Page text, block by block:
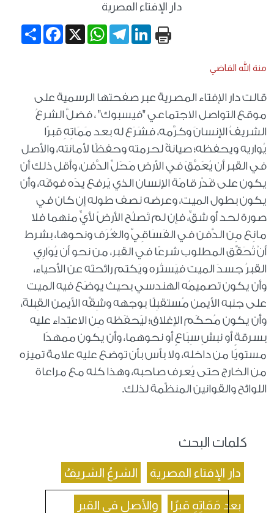
دار الإفتاء المصرية
Share
Facebook X
WhatsApp
TelegramLinkedIn
منة الله القاضي
قالت دار الإفتاء المصرية عبر صفحتها الرسمية على
موقع التواصل الاجتماعي "فيسبوك" ، فضلَّ الشرعُ
الشريفُ الإنسانَ وكرَّمه، فشَرَع له بعد مَمَاتِهِ قبرًا
يُواريه ويحفظه؛ صيانةً لحرمته وحفظًا لأمانته، والأصل
في القبر أن يُعَمَّقَ في الأرض مَحَلِّ الدَّفن، وأقل ذلك أن
يكون على قَدْر قامَة الإنسان الذي يَرفع يدَه فوقَه، وأن
يكون بطول الميت، وعرضه نصف طوله إن كان في
صورة لحد أو شقٍّ، فإن لم تَصلُح الأرضُ لأيٍّ منهما فلا
مانِع مِن الدَّفن في الفَسَاقِيِّ والغُرَف ونحوها، بشرط
أنْ تُحَقِّق المطلوب شرعًا في القبر، من نحو أن يُوَارِي
القبرُ جسدَ الميت فيَستُره ويَكتم رائحتَه عن الأحياء،
وأن يكون تصميمُه الهندسي بحيث يوضَع فيه الميت
على جنبه الأيمن مُستقبِلًا بوجهه وشِقِّه الأيمن القِبلةَ،
وأن يكون مُحكَم الإغلاق؛ ليَحفَظه مِن الاعتِداء عليه
بسرقةٍ أو نبشِ سِبَاعٍ أو نحوهما، وأن يكون ممهدًا
مستويًا من داخله، ولا بأس بأن توضع عليه علامة تميزه
من الخارج حتى يُعرف صاحبه، وهذا كله مع مراعاة
اللوائح والقوانين المنظِّمة لذلك.
كلمات البحث
دار الإفتاء المصرية الشرعُ الشريفُ
بعد مَمَاتِهِ قبرًا والأصل في القبر